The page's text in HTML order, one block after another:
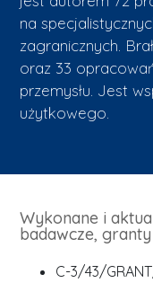
na
zagranicznych.
oraz 33
przemysłu. Jest
użytkowego.
Wykonane i
badawcze, granty
C-3/43/